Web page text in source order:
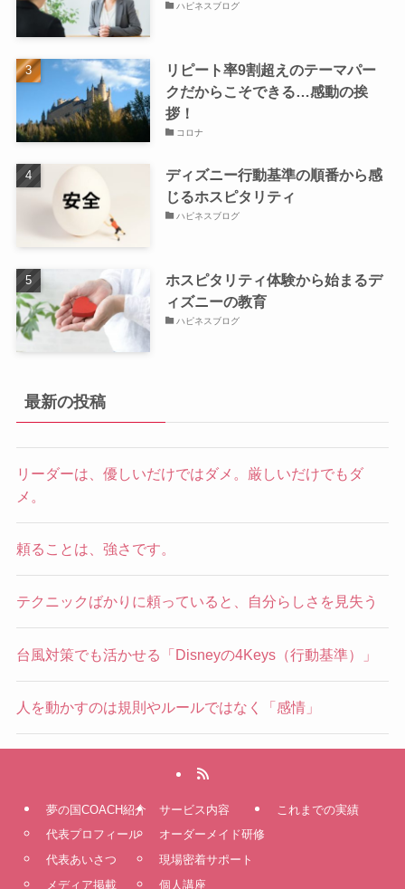
ハピネスブログ
リピート率9割超えのテーマパー
クだからこそできる…感動の挨
拶！
コロナ
ディズニー行動基準の順番から感
じるホスピタリティ
ハピネスブログ
ホスピタリティ体験から始まるデ
ィズニーの教育
ハピネスブログ
最新の投稿
リーダーは、優しいだけではダメ。厳しいだけでもダ
メ。
頼ることは、強さです。
テクニックばかりに頼っていると、自分らしさを見失う
台風対策でも活かせる「Disneyの4Keys（行動基準）」
人を動かすのは規則やルールではなく「感情」
夢の国COACH紹介
代表プロフィール
代表あいさつ
メディア掲載
サービス内容
オーダーメイド研修
現場密着サポート
個人講座
これまでの実績